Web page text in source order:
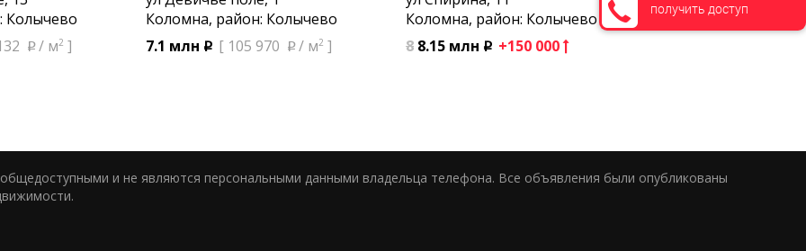
Колычево
p / м2 ]
Коломна, район: Колычево
7.1 млн p [ 105 970 p / м2 ]
Коломна, район: Колычево
8 8.15 млн p +150 000
и не являются персональными данными владельца телефона. Все объявления были опубликованы
получить доступ